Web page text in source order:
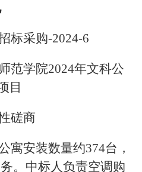
标采购-2024-6
范学院2024年文科公
目
磋商
寓安装数量约374台，
。中标人负责空调购